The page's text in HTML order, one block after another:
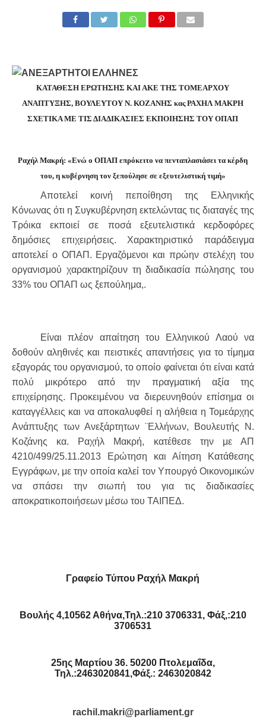
ΚΑΤΑΘΕΣΗ ΕΡΩΤΗΣΗΣ ΚΑΙ ΑΚΕ ΤΗΣ ΤΟΜΕΑΡΧΟΥ
ΑΝΑΠΤΥΞΗΣ, ΒΟΥΛΕΥΤΟΥ Ν. ΚΟΖΑΝΗΣ κας ΡΑΧΗΛ ΜΑΚΡΗ
ΣΧΕΤΙΚΑ ΜΕ ΤΙΣ ΔΙΑΔΙΚΑΣΙΕΣ ΕΚΠΟΙΗΣΗΣ ΤΟΥ ΟΠΑΠ
Ραχήλ Μακρή: «Ενώ ο ΟΠΑΠ επρόκειτο να πενταπλασιάσει τα κέρδη
του, η κυβέρνηση τον ξεπούλησε σε εξευτελιστική τιμή»
Αποτελεί κοινή πεποίθηση της Ελληνικής
Κόνωνας ότι η Συγκυβέρνηση εκτελώντας τις διαταγές της
Τρόικα εκποιεί σε ποσά εξευτελιστικά κερδοφόρες
δημόσιες επιχειρήσεις. Χαρακτηριστικό παράδειγμα
αποτελεί ο ΟΠΑΠ. Εργαζόμενοι και πρώην στελέχη του
οργανισμού χαρακτηρίζουν τη διαδικασία πώλησης του
33% του ΟΠΑΠ ως ξεπούλημα,.
Είναι πλέον απαίτηση του Ελληνικού Λαού να
δοθούν αληθινές και πειστικές απαντήσεις για το τίμημα
εξαγοράς του οργανισμού, το οποίο φαίνεται ότι είναι κατά
πολύ μικρότερο από την πραγματική αξία της
επιχείρησης. Προκειμένου να διερευνηθούν επίσημα οι
καταγγέλλεις και να αποκαλυφθεί η αλήθεια η Τομεάρχης
Ανάπτυξης των Ανεξάρτητων ¨Ελλήνων, Βουλευτής Ν.
Κοζάνης κα. Ραχήλ Μακρή, κατέθεσε την με ΑΠ
4210/499/25.11.2013 Ερώτηση και Αίτηση Κατάθεσης
Εγγράφων, με την οποία καλεί τον Υπουργό Οικονομικών
να σπάσει την σιωπή του για τις διαδικασίες
αποκρατικοποιήσεων μέσω του ΤΑΙΠΕΔ.
Γραφείο Τύπου Ραχήλ Μακρή
Βουλής 4,10562 Αθήνα,Τηλ.:210 3706331, Φάξ,:210
3706531
25ης Μαρτίου 36. 50200 Πτολεμαΐδα,
Τηλ.:2463020841,Φάξ.: 2463020842
rachil.makri@parliament.gr